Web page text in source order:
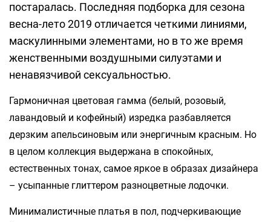
постаралась. Последняя подборка для сезона
весна-лето 2019 отличается четкими линиями,
маскулинными элементами, но в то же время
женственными воздушными силуэтами и
ненавязчивой сексуальностью.
Гармоничная цветовая гамма (белый, розовый,
лавандовый и кофейный) изредка разбавляется
дерзким апельсиновым или энергичным красным. Но
в целом коллекция выдержана в спокойных,
естественных тонах, самое яркое в образах дизайнера
– усыпанные глиттером разноцветные лодочки.
Минималистичные платья в пол, подчеркивающие